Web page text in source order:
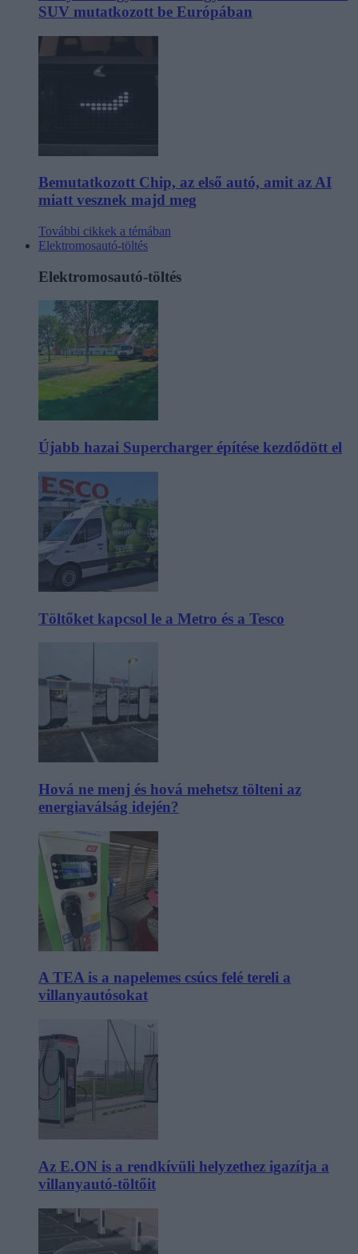
SUV mutatkozott be Európában
Bemutatkozott Chip, az első autó, amit az AI
miatt vesznek majd meg
További cikkek a témában
Elektromosautó-töltés
Elektromosautó-töltés
Újabb hazai Supercharger építése kezdődött el
Töltőket kapcsol le a Metro és a Tesco
Hová ne menj és hová mehetsz tölteni az
energiaválság idején?
A TEA is a napelemes csúcs felé tereli a
villanyautósokat
Az E.ON is a rendkívüli helyzethez igazítja a
villanyautó-töltőit